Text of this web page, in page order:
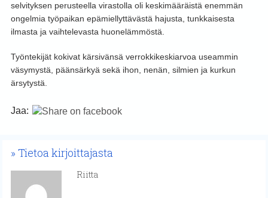
selvityksen perusteella virastolla oli keskimääräistä enemmän
ongelmia työpaikan epämiellyttävästä hajusta, tunkkaisesta
ilmasta ja vaihtelevasta huonelämmöstä.
Työntekijät kokivat kärsivänsä verrokkikeskiarvoa useammin
väsymystä, päänsärkyä sekä ihon, nenän, silmien ja kurkun
ärsytystä.
Jaa:
Tietoa kirjoittajasta
Riitta